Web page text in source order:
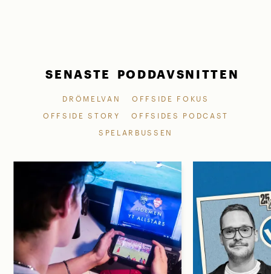
SENASTE PODDAVSNITTEN
DRÖMELVAN
OFFSIDE FOKUS
OFFSIDE STORY
OFFSIDES PODCAST
SPELARBUSSEN